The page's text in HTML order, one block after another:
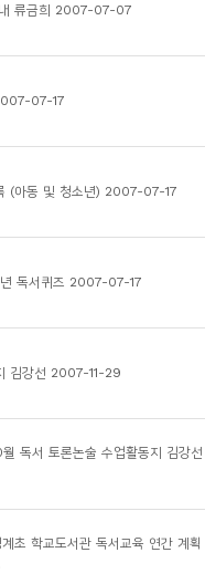
류금희 2007-07-07
07-17
(아동 및 청소년) 2007-07-17
독서퀴즈 2007-07-17
김강선 2007-11-29
독서 토론논술 수업활동지 김강선
초 학교도서관 독서교육 연간 계획